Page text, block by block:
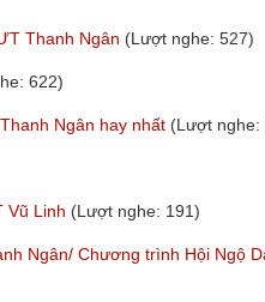
Thanh Ngân (Lượt nghe: 527)
622)
Ngân hay nhất (Lượt nghe:
Vũ Linh (Lượt nghe: 191)
Ngân/ Chương trình Hội Ngộ